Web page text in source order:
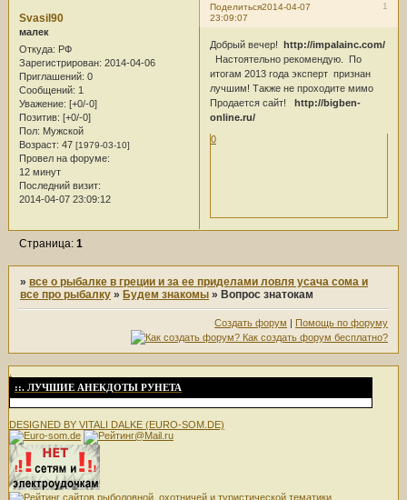
Поделиться 1
2014-04-07
23:09:07
Svasil90
малек
Откуда: РФ
Зарегистрирован: 2014-04-06
Приглашений: 0
Сообщений: 1
Уважение: [+0/-0]
Позитив: [+0/-0]
Пол: Мужской
Возраст: 47 [1979-03-10]
Провел на форуме:
12 минут
Последний визит:
2014-04-07 23:09:12
Добрый вечер! http://impalainc.com/
Настоятельно рекомендую. По
итогам 2013 года эксперт признан
лучшим! Также не проходите мимо
Продается сайт! http://bigben-
online.ru/
0
Страница:1
»все о рыбалке в греции и за ее приделами ловля усача сома и
все про рыбалку » Будем знакомы » Вопрос знатокам
Создать форум Помощь по форуму
::. ЛУЧШИЕ АНЕКДОТЫ РУНЕТА
DESIGNED BY VITALI DALKE (EURO-SOM.DE)